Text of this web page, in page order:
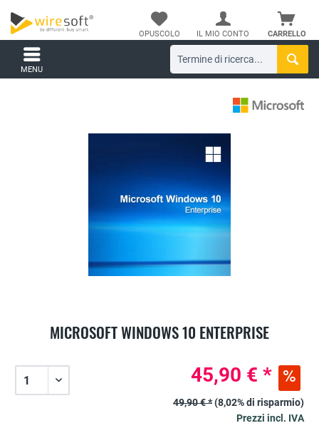
CARRELLO
OPUSCOLO IL MIO CONTO
MENU
MICROSOFT WINDOWS 10 ENTERPRISE
45,90 € *
49,90 € *(8,02% di risparmio)
Prezzi incl. IVA